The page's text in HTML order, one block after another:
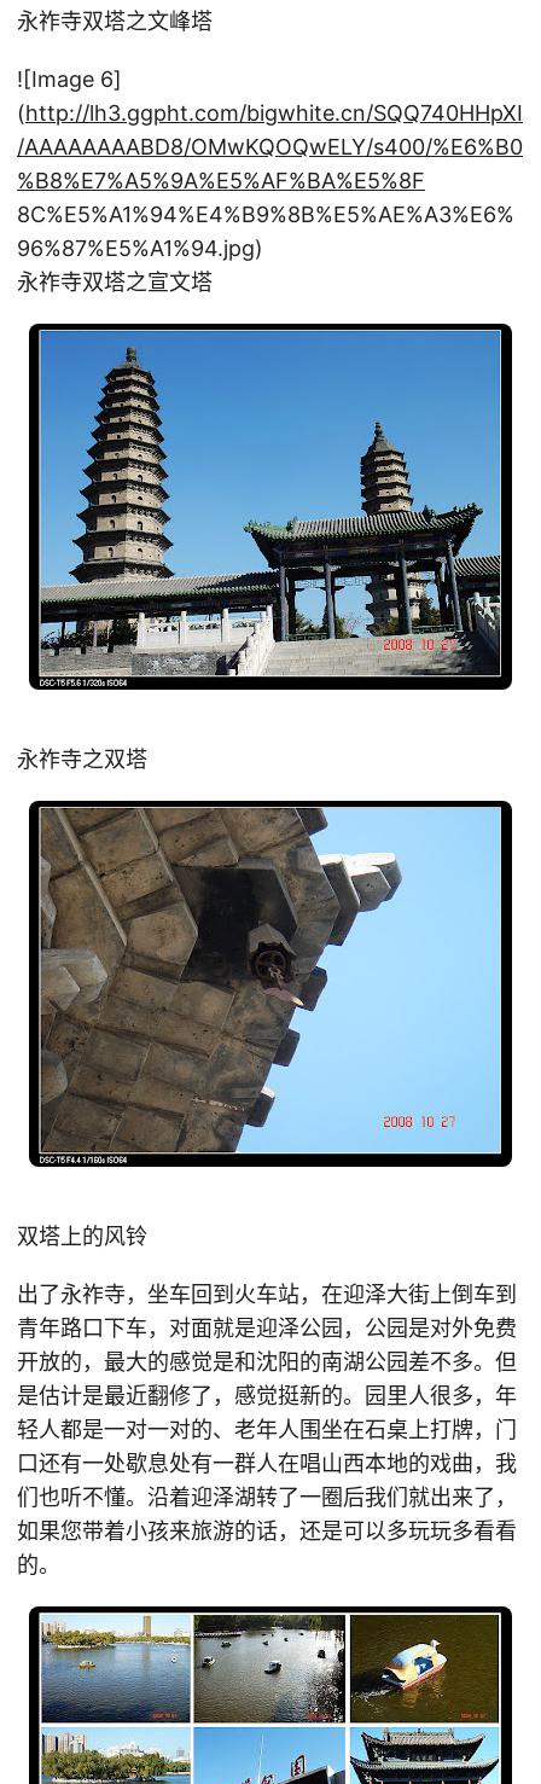
永祚寺双塔之文峰塔
![Image 6]
(http://lh3.ggpht.com/bigwhite.cn/SQQ740HHpXI
/AAAAAAAABD8/OMwKQOQwELY/s400/%E6%B0
%B8%E7%A5%9A%E5%AF%BA%E5%8F
8C%E5%A1%94%E4%B9%8B%E5%AE%A3%E6%
96%87%E5%A1%94.jpg)
永祚寺双塔之宣文塔
永祚寺之双塔
双塔上的风铃
出了永祚寺，坐车回到火车站，在迎泽大街上倒车到
青年路口下车，对面就是迎泽公园，公园是对外免费
开放的，最大的感觉是和沈阳的南湖公园差不多。但
是估计是最近翻修了，感觉挺新的。园里人很多，年
轻人都是一对一对的、老年人围坐在石桌上打牌，门
口还有一处歇息处有一群人在唱山西本地的戏曲，我
们也听不懂。沿着迎泽湖转了一圈后我们就出来了，
如果您带着小孩来旅游的话，还是可以多玩玩多看看
的。